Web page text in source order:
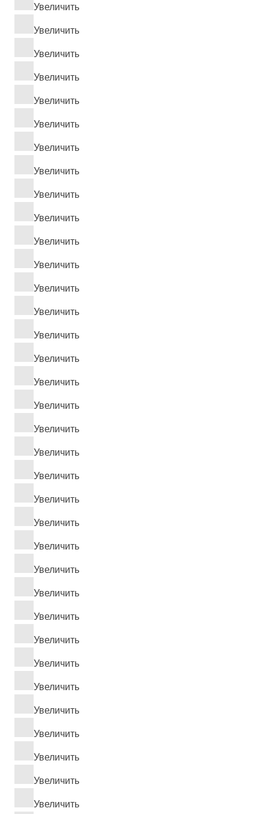
Увеличить
Увеличить
Увеличить
Увеличить
Увеличить
Увеличить
Увеличить
Увеличить
Увеличить
Увеличить
Увеличить
Увеличить
Увеличить
Увеличить
Увеличить
Увеличить
Увеличить
Увеличить
Увеличить
Увеличить
Увеличить
Увеличить
Увеличить
Увеличить
Увеличить
Увеличить
Увеличить
Увеличить
Увеличить
Увеличить
Увеличить
Увеличить
Увеличить
Увеличить
Увеличить